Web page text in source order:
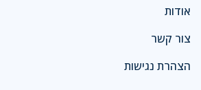
אודות
צור קשר
הצהרת נגישות